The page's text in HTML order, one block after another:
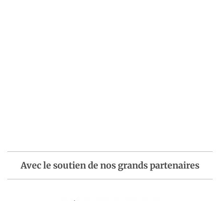
Avec le soutien de nos grands partenaires